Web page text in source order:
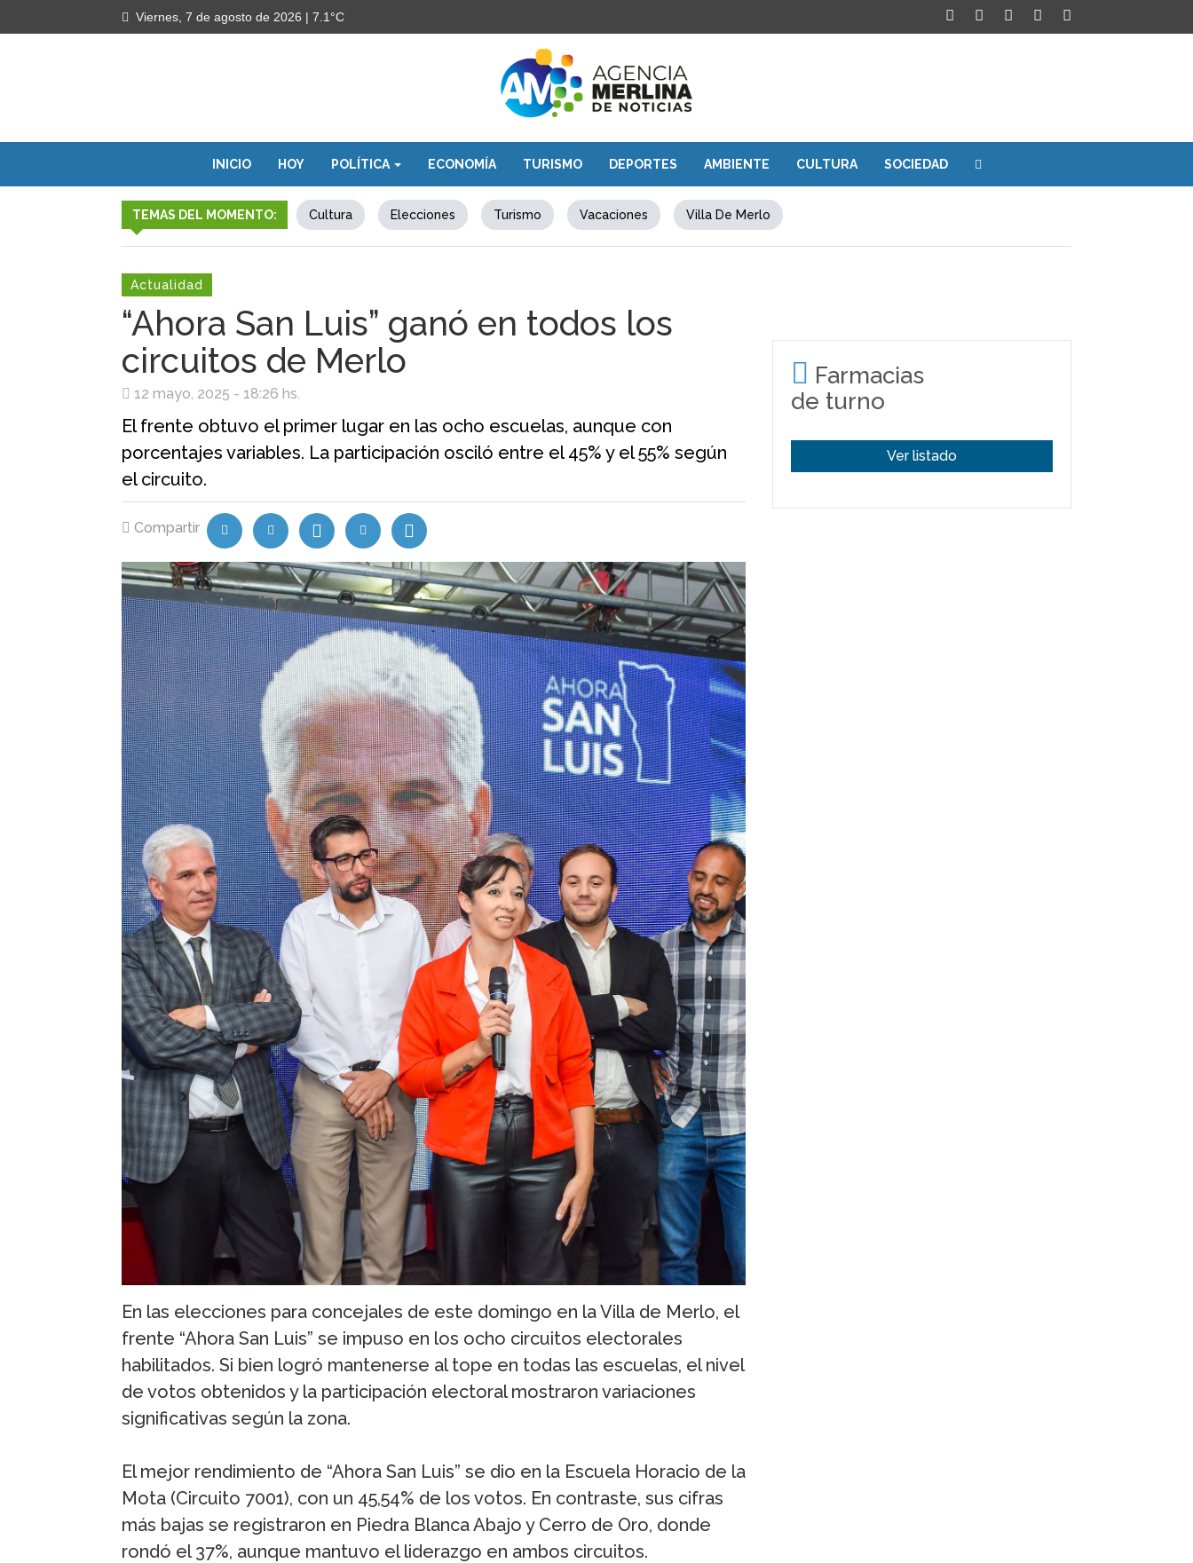
Viernes, 7 de agosto de 2026 | 7.1°C
INICIO HOY POLÍTICA ECONOMÍA TURISMO DEPORTES AMBIENTE CULTURA SOCIEDAD
TEMAS DEL MOMENTO: Cultura Elecciones Turismo Vacaciones Villa De Merlo
Actualidad
“Ahora San Luis” ganó en todos los
circuitos de Merlo
12 mayo, 2025 - 18:26 hs.
El frente obtuvo el primer lugar en las ocho escuelas, aunque con
porcentajes variables. La participación osciló entre el 45% y el 55% según
el circuito.
Compartir
En las elecciones para concejales de este domingo en la Villa de Merlo, el
frente “Ahora San Luis” se impuso en los ocho circuitos electorales
habilitados. Si bien logró mantenerse al tope en todas las escuelas, el nivel
de votos obtenidos y la participación electoral mostraron variaciones
significativas según la zona.
El mejor rendimiento de “Ahora San Luis” se dio en la Escuela Horacio de la
Mota (Circuito 7001), con un 45,54% de los votos. En contraste, sus cifras
más bajas se registraron en Piedra Blanca Abajo y Cerro de Oro, donde
rondó el 37%, aunque mantuvo el liderazgo en ambos circuitos.
Farmacias
de turno
Ver listado